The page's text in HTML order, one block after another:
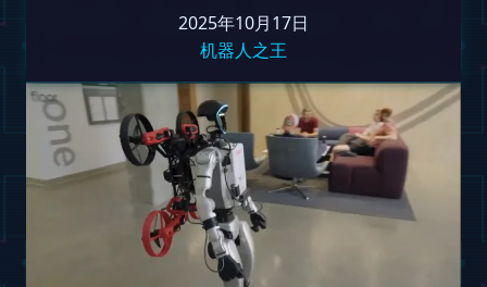
2025年10月17日
机器人之王